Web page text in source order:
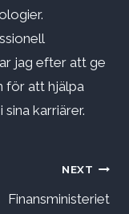
jag efter att ge
för att hjälpa
karriärer.
NEXT
Finansministeriet